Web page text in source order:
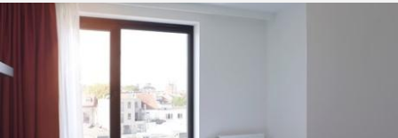
VUB. Les studios Supérieurs de la résidence Printemps 50 sont
situés au rez-de-chaussée avec vue dégagée sur le jardin et les
alentours: - Contrat par année académique...